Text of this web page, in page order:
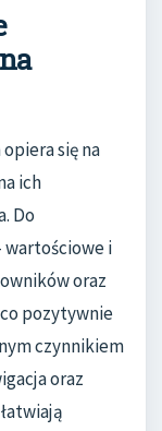
się na
ich
Do
wartościowe i
oraz
pozytywnie
czynnikiem
oraz